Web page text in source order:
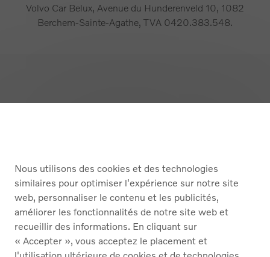
Volvo Car Belux, Avenue du Hunderenveld 10, 1082
Berchem-Sainte-Agathe, TVA 0420.383.548.
SERVICES
À PROPOS DE NOUS
NederlandsFrançais
Nous utilisons des cookies et des technologies
similaires pour optimiser l'expérience sur notre site
web, personnaliser le contenu et les publicités,
améliorer les fonctionnalités de notre site web et
recueillir des informations. En cliquant sur
« Accepter », vous acceptez le placement et